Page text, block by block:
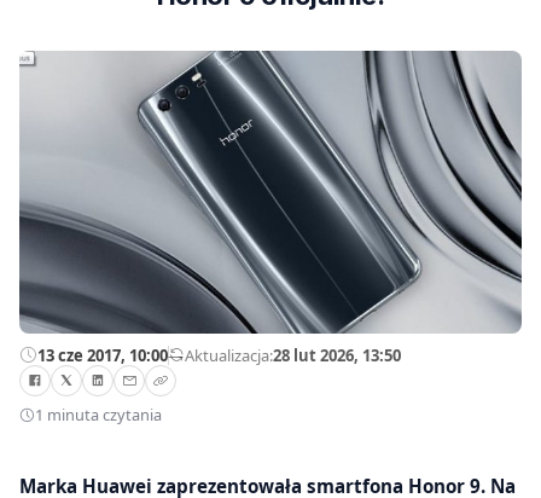
13 cze 2017, 10:00—Aktualizacja:28 lut 2026, 13:50
1 minuta czytania
Marka Huawei zaprezentowała smartfona Honor 9. Na